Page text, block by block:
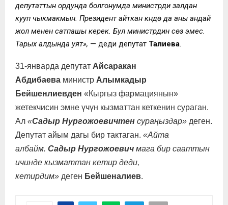
депутаттын ордунда болгонумда министрди залдан
кууп чыкмакмын. Президент айткан күндө да аны андай
жол менен сатпашы керек. Бул министрдин сөзү эмес.
Тарых алдында уят», — деди депутат Талиева
31-январда депутат Айсаракан
Абдибаева министр Алымкадыр
Бейшенлиевден «Кыргыз фармациянын»
жетекчисин эмне үчүн кызматтан кеткенин сураган.
Ал «Садыр Нургожоевичтен сураңыздар» деген.
Депутат айым дагы бир тактаган. «Айта
албайм. Садыр Нургожоевич мага бир сааттын
ичинде кызматтан кетир деди,
кетирдим» деген Бейшеналиев.